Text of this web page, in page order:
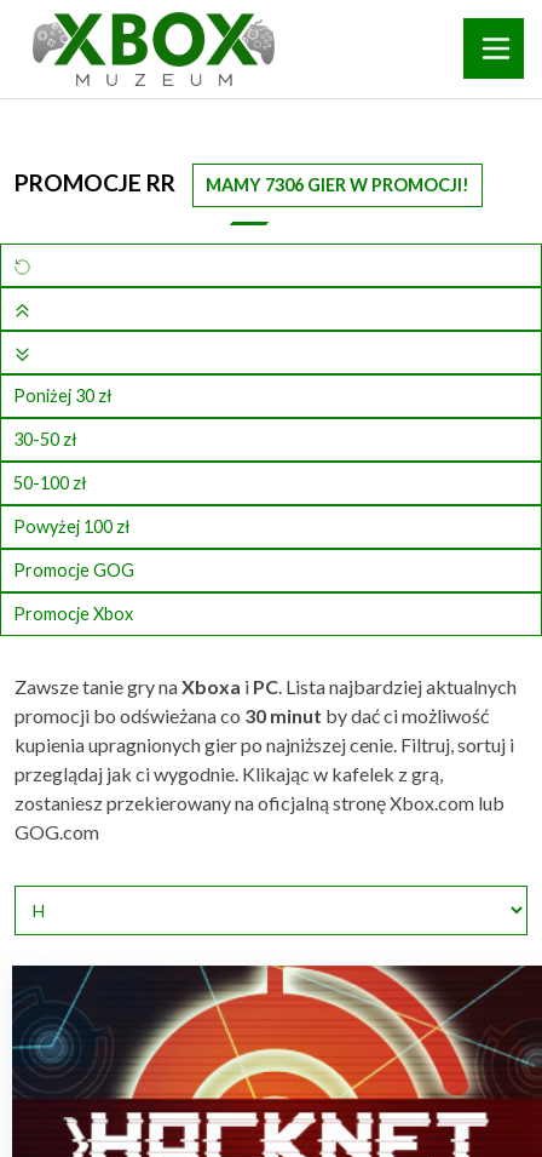
PROMOCJE RR MAMY 7306 GIER W PROMOCJI!
Poniżej 30 zł
30-50 zł
50-100 zł
Powyżej 100 zł
Promocje GOG
Promocje Xbox
Zawsze tanie gry naXboxa i PC . Lista najbardziej aktualnych
promocji bo odświeżana co 30 minut by dać ci możliwość
kupienia upragnionych gier po najniższej cenie. Filtruj, sortuj i
przeglądaj jak ci wygodnie. Klikając w kafelek z grą,
zostaniesz przekierowany na oficjalną stronę Xbox.com lub
GOG.com